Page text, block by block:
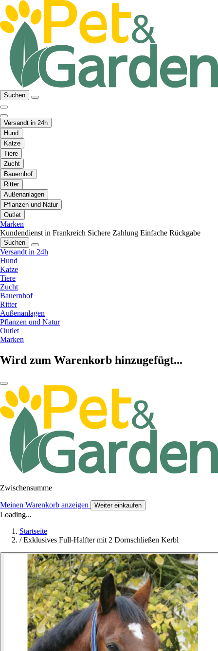
Suchen
Versandt in 24h
Hund
Katze
Tiere
Zucht
Bauernhof
Ritter
Außenanlagen
Pflanzen und Natur
Outlet
Marken
Kundendienst in Frankreich Sichere Zahlung Einfache Rückgabe
Suchen
Versandt in 24h
Hund
Katze
Tiere
Zucht
Bauernhof
Ritter
Außenanlagen
Pflanzen und Natur
Outlet
Marken
Wird zum Warenkorb hinzugefügt...
Zwischensumme
Meinen Warenkorb anzeigen Weiter einkaufen
Loading...
Startseite
/ Exklusives Full-Halfter mit 2 Dornschließen Kerbl